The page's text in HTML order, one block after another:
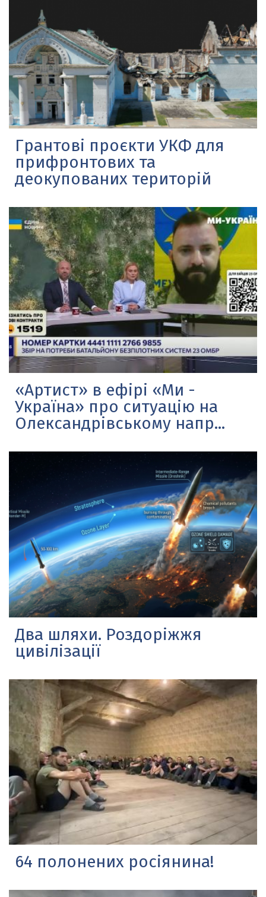
Грантові проєкти УКФ для
прифронтових та
деокупованих територій
«Артист» в ефірі «Ми -
Україна» про ситуацію на
Олександрівському напр...
Два шляхи. Роздоріжжя
цивілізації
64 полонених росіянина!